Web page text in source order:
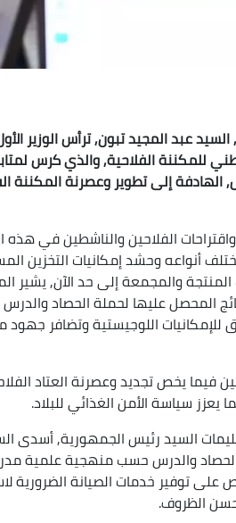
عبد المجيد تبون, ترأس الوزير
للمكننة الفلاحية, والذي كرس
الهادفة إلى تطوير وعصرنة المكننة
الفلاحين والناشطين في هذه
أنواعه وحشد إمكانيات
والمجمعة إلى حد الآن, يشير
المحصل عليها لحملة الحصاد
للإمكانيات اللوجيستية وتضافر
فيما يخص تجديد وعصرنة العتاد
يعزز سياسة الأمن الغذائي للبلاد.
السيد رئيس الجمهورية, أسدى
الحصاد والدرس حسب منهجية علمية
توفير خدمات الصيانة الضرورية
الظروف.